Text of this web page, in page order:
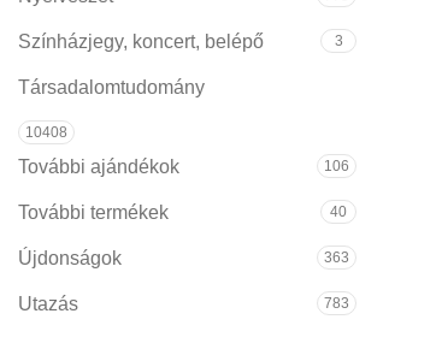
Színházjegy, koncert, belépő 3
Társadalomtudomány
10408
További ajándékok 106
További termékek 40
Újdonságok 363
Utazás 783